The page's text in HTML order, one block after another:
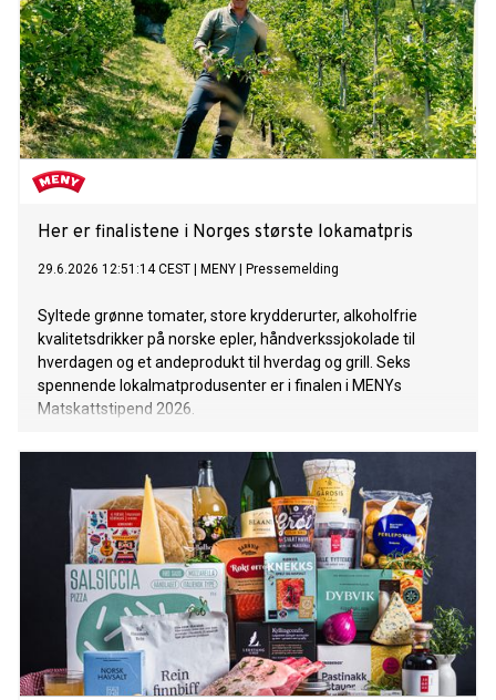
Her er finalistene i Norges største lokamatpris
29.6.2026 12:51:14 CEST MENY Pressemelding
Syltede grønne tomater, store krydderurter, alkoholfrie
kvalitetsdrikker på norske epler, håndverkssjokolade til
hverdagen og et andeprodukt til hverdag og grill. Seks
spennende lokalmatprodusenter er i finalen i MENYs
Matskattstipend 2026.